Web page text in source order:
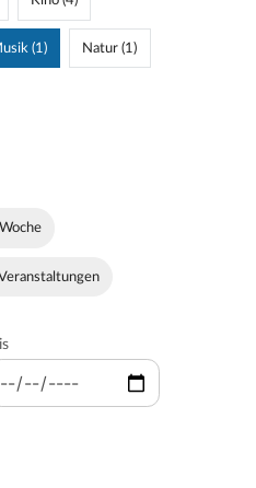
(1) Natur (1)